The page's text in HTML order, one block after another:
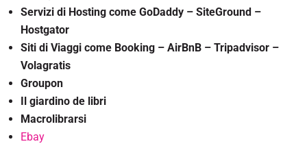
Servizi di Hosting come GoDaddy – SiteGround –
Hostgator
Siti di Viaggi come Booking – AirBnB – Tripadvisor –
Volagratis
Groupon
Il giardino de libri
Macrolibrarsi
Ebay